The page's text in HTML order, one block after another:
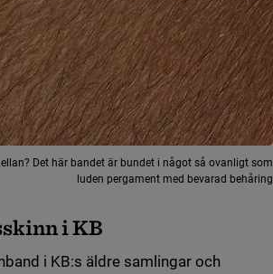
Det här bandet är bundet i något så ovanligt som
luden pergament med bevarad behåring
i KB
i KB:s äldre samlingar och